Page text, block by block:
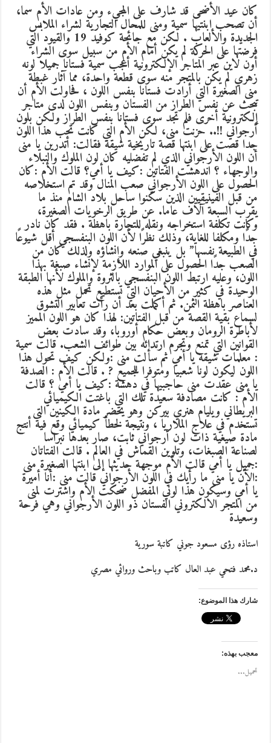
كان عيد الأضحى قد شارف على المجيء ومن عادات الأم سما،
أن تصحب ابنتيها سمية ومنى للمحال التجارية لشراء الملابس
الجديدة والألعاب . لكن مع جائحة كوفيد 19 والقيود التي
فرضتها على الحركة لم يكن أمام الأم من سبيل سوى الشراء
أون لاين عبر المتاجر الإلكترونية أعجب سمية فستانا جميلا لونه
زهري لم يكن بالمتجر منه سوى قطعة واحدة، مما آثار غبطة
منى الصغيرة التي أرادت فستانا بنفس اللون ، فحاولت الأم أن
تبحث عن نفس الطراز من الفستان وبنفس اللون لدى متاجر
إلكترونية أخرى فلم تجد سوى فستانا بنفس الطراز ولكن بلون
أرجواني !!.. حزنت منى، لكن الأم التي كانت تحب هذا اللون
جدا قصت على ابنتها قصة تاريخية شيقة فقالت: أتدرين يا منى
أن اللون الأرجواني الذي لم تفضليه كان لون الملوك والنبلاء
والوجهاء ؟ اندهشت الفتاتين :كيف يا أمي؟ قالت الأم :كان
الحصول على اللون الأرجواني صعب المنال وقد تم استخلاصه
من قبل الفينيقيين الذين سكنوا ساحل بلاد الشام منذ ما
يقرب السبعة آلاف عاما. عن طريق الرخويات الصغيرة،
وكانت تكلفة استخراجه ونقله للتجارة باهظة . فقد كان نادر
جدًا ومكلفا للغاية، وذلك نظرًا لأن اللون البنفسجي أقل شيوعًا
في الطبيعة نفسها” بل ينبغي صنعه وإنشاؤه ولذلك كان من
الصعب جدًا الحصول على الموارد اللازمة لإنشاء صبغة بهذا
اللون، وعليه ارتبط اللون البنفسجي بالثروة والملوك لأنها الطبقة
الوحيدة في كثير من الأحيان التي تستطيع تحمل مثل هذه
العناصر باهظة الثمن. ثم أكملت بعد أن رأت تعابير التشوق
لسماع بقية القصة من قبل الفتاتين: لهذا كان هو اللون المميز
لأباطرة الرومان وبعض حكام أوروبا، وقد سادت بعض
القوانين التي تمنع وتجرم ارتدائه بين طوائف الشعب. قالت سمية
: معلمات شيقة يا أمي ثم سألت منى :ولكن كيف تحول هذا
اللون ليكون لونا شعبيا ومتوفرا للجميع ? . قالت الأم : الصدفة
يا منى عقدت منى حاجبيها في دهشة :كيف يا أمي ؟ قالت
الأم : كانت مصادفة سعيدة تلك التي باغتت الكيميائي
البريطاني ويليام هنري بيركن وهو يحضر مادة الكينين التي
تستخدم في علاج الملاريا ، ونتيجة لخطأ كيميائي وقع فيه أنتج
مادة صيغية ذات لون أرجواني ثابت، صار بعدها نبراسا
لصناعة الصبغات، وتلوين القماش في العالم . قالت الفتاتان
:جميل يا أمي قالت الأم موجهة حديثها إلى ابنتها الصغيرة منى
:الآن يا منى ما رأيك في اللون الأرجواني قالت منى :أنا أميرة
يا أمي وسيكون هذا لوني المفضل ضحكت الأم واشترت لمنى
من المتجر الالكتروني الفستان ذو اللون الأرجواني وهي فرحة
وسعيدة
استاذه رؤى مسعود جوني كاتبة سورية
د.محمد فتحي عبد العال كاتب وباحث وروائي مصري
شارك هذا الموضوع:
معجب بهذه:
تحميل...